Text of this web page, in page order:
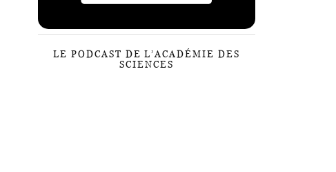
LE PODCAST DE L’ACADÉMIE DES
SCIENCES